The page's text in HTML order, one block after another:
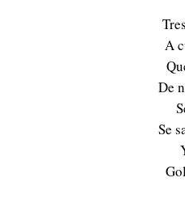
A
De
Se